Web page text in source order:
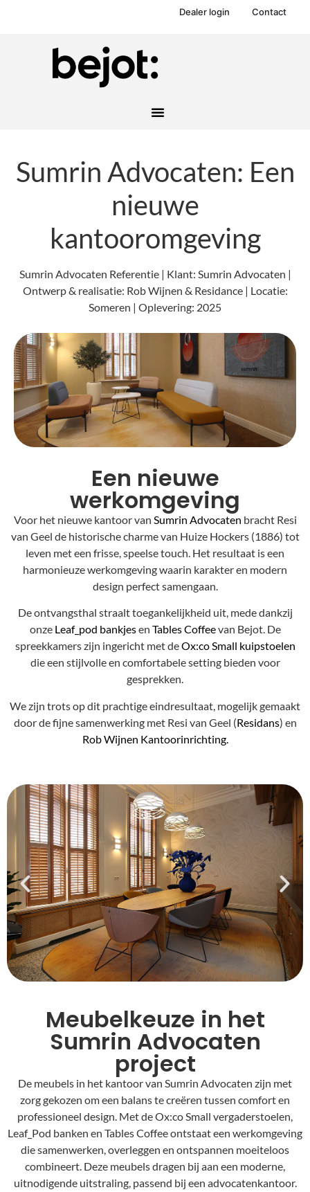
Dealer login Contact
Sumrin Advocaten: Een
nieuwe
kantooromgeving
Sumrin Advocaten Referentie | Klant: Sumrin Advocaten |
Ontwerp & realisatie: Rob Wijnen & Residance | Locatie:
Someren | Oplevering: 2025
Een nieuwe
werkomgeving
Voor het nieuwe kantoor van Sumrin Advocaten bracht Resi
van Geel de historische charme van Huize Hockers (1886) tot
leven met een frisse, speelse touch. Het resultaat is een
harmonieuze werkomgeving waarin karakter en modern
design perfect samengaan.
De ontvangsthal straalt toegankelijkheid uit, mede dankzij
onze Leaf_pod bankjesen Tables Coffeevan Bejot. De
spreekkamers zijn ingericht met deOx:co Small kuipstoelen
die een stijlvolle en comfortabele setting bieden voor
gesprekken.
We zijn trots op dit prachtige eindresultaat, mogelijk gemaakt
door de fijne samenwerking met Resi van Geel (Residans) en
Rob Wijnen Kantoorinrichting.
Meubelkeuze in het
Sumrin Advocaten
project
De meubels in het kantoor van Sumrin Advocaten zijn met
zorg gekozen om een balans te creëren tussen comfort en
professioneel design. Met de Ox:co Small vergaderstoelen,
Leaf_Pod banken en Tables Coffee ontstaat een werkomgeving
die samenwerken, overleggen en ontspannen moeiteloos
combineert. Deze meubels dragen bij aan een moderne,
uitnodigende uitstraling, passend bij een advocatenkantoor.